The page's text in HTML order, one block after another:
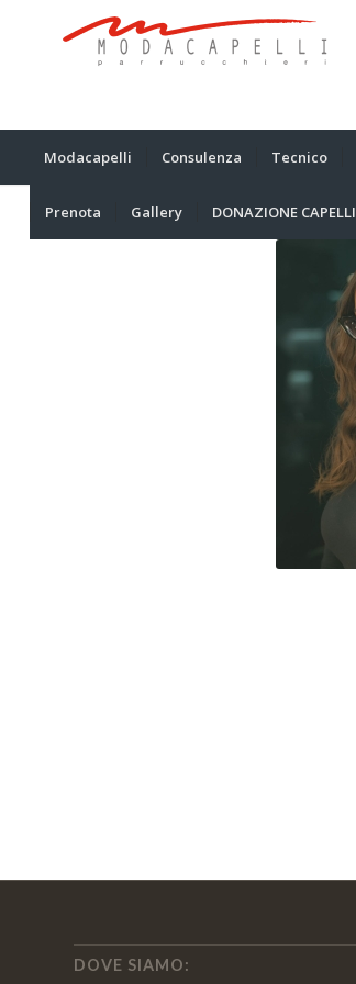
Modacapelli Consulenza Tecnico
Prenota Gallery DONAZIONE CAPELLI
DOVE SIAMO: